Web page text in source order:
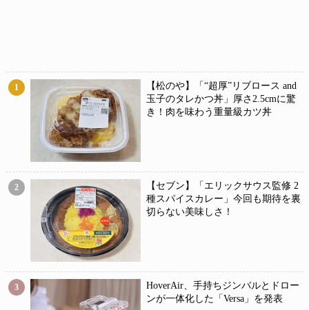
1
【松のや】「“超厚”リブロース and
玉子のタレかつ丼」厚さ2.5cmに驚
き！肉を味わう重量級カツ丼
2
【セブン】「エリックサウス監修 2
種スパイスカレー」今回も期待を裏
切らない美味しさ！
3
HoverAir、手持ちジンバルとドロー
ンが一体化した「Versa」を発表